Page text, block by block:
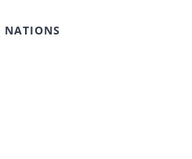
NATIONS